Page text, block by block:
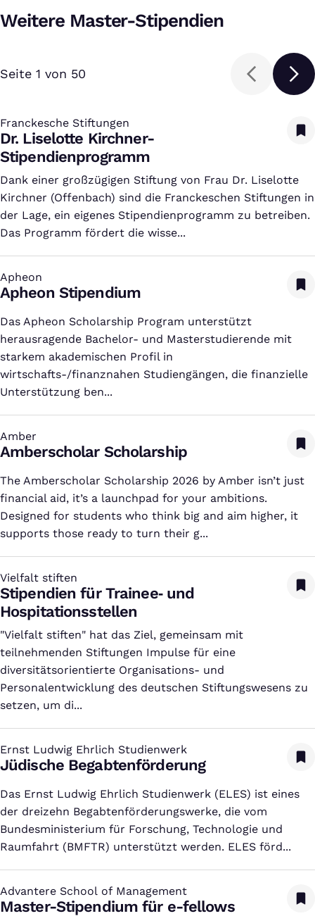
Weitere Master-Stipendien
Seite 1 von 50
Franckesche Stiftungen
:
Dr. Liselotte Kirchner-
Stipendienprogramm
Dank einer großzügigen Stiftung von Frau Dr. Liselotte
Kirchner (Offenbach) sind die Franckeschen Stiftungen in
der Lage, ein eigenes Stipendienprogramm zu betreiben.
Das Programm fördert die wisse...
Apheon
:
Apheon Stipendium
Das Apheon Scholarship Program unterstützt
herausragende Bachelor- und Masterstudierende mit
starkem akademischen Profil in
wirtschafts-/finanznahen Studiengängen, die finanzielle
Unterstützung ben...
Amber
:
Amberscholar Scholarship
The Amberscholar Scholarship 2026 by Amber isn’t just
financial aid, it’s a launchpad for your ambitions.
Designed for students who think big and aim higher, it
supports those ready to turn their g...
Vielfalt stiften
:
Stipendien für Trainee‑ und
Hospitationsstellen
"Vielfalt stiften" hat das Ziel, gemeinsam mit
teilnehmenden Stiftungen Impulse für eine
diversitätsorientierte Organisations- und
Personalentwicklung des deutschen Stiftungswesens zu
setzen, um di...
Ernst Ludwig Ehrlich Studienwerk
:
Jüdische Begabtenförderung
Das Ernst Ludwig Ehrlich Studienwerk (ELES) ist eines
der dreizehn Begabtenförderungswerke, die vom
Bundesministerium für Forschung, Technologie und
Raumfahrt (BMFTR) unterstützt werden. ELES förd...
Advantere School of Management
:
Master-Stipendium für e-fellows